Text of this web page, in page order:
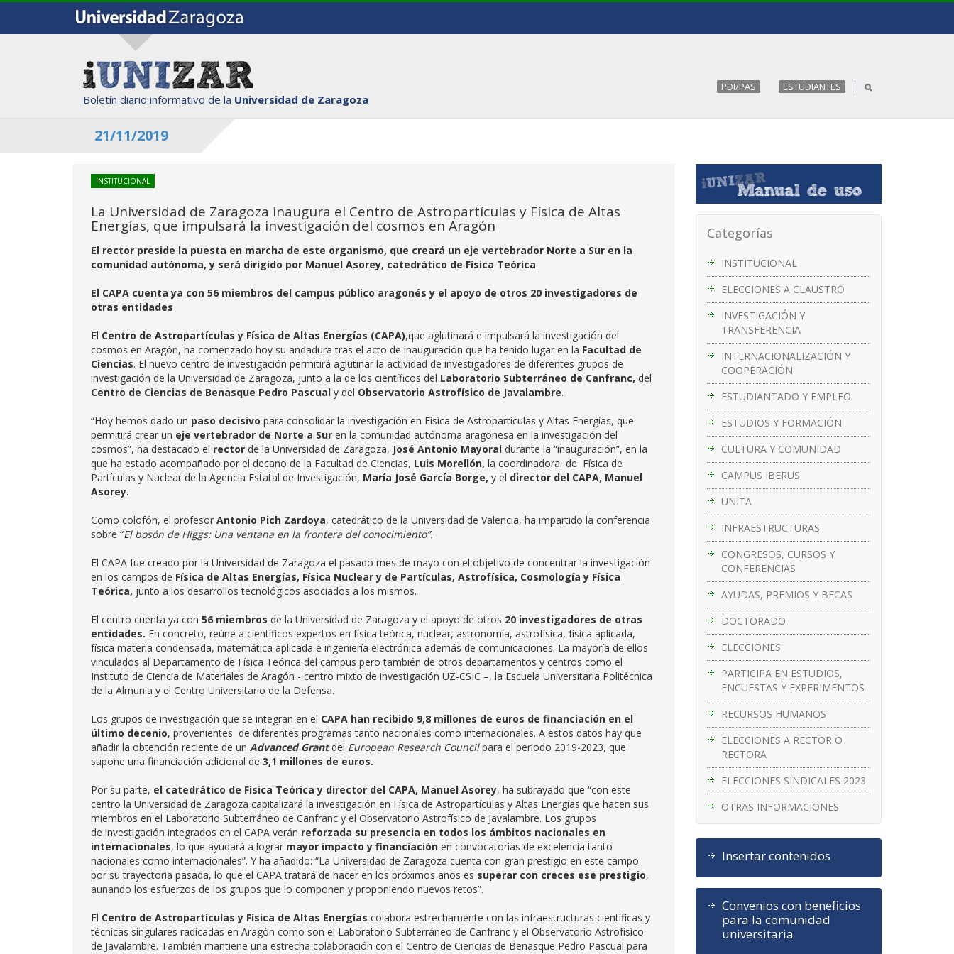
Boletín diario informativo de la Universidad de Zaragoza
PDI/PAS ESTUDIANTES
21/11/2019
Categorías
INSTITUCIONAL
ELECCIONES A CLAUSTRO
INVESTIGACIÓN Y
TRANSFERENCIA
INTERNACIONALIZACIÓN Y
COOPERACIÓN
ESTUDIANTADO Y EMPLEO
ESTUDIOS Y FORMACIÓN
CULTURA Y COMUNIDAD
CAMPUS IBERUS
UNITA
INFRAESTRUCTURAS
CONGRESOS, CURSOS Y
CONFERENCIAS
AYUDAS, PREMIOS Y BECAS
DOCTORADO
ELECCIONES
PARTICIPA EN ESTUDIOS,
ENCUESTAS Y EXPERIMENTOS
RECURSOS HUMANOS
ELECCIONES A RECTOR O
RECTORA
ELECCIONES SINDICALES 2023
OTRAS INFORMACIONES
Insertar contenidos
Convenios con beneficios
para la comunidad
universitaria
INSTITUCIONAL
La Universidad de Zaragoza inaugura el Centro de Astropartículas y Física de Altas
Energías, que impulsará la investigación del cosmos en Aragón
El rector preside la puesta en marcha de este organismo, que creará un eje vertebrador Norte a Sur en la
comunidad autónoma, y será dirigido por Manuel Asorey, catedrático de Física Teórica
El CAPA cuenta ya con 56 miembros del campus público aragonés y el apoyo de otros 20 investigadores de
otras entidades
El Centro de Astropartículas y Física de Altas Energías (CAPA),que aglutinará e impulsará la investigación del
cosmos en Aragón, ha comenzado hoy su andadura tras el acto de inauguración que ha tenido lugar en la Facultad de
Ciencias. El nuevo centro de investigación permitirá aglutinar la actividad de investigadores de diferentes grupos de
investigación de la Universidad de Zaragoza, junto a la de los científicos del Laboratorio Subterráneo de Canfranc, del
Centro de Ciencias de Benasque Pedro Pascual y del Observatorio Astrofísico de Javalambre.
“Hoy hemos dado un paso decisivo para consolidar la investigación en Física de Astropartículas y Altas Energías, que
permitirá crear un eje vertebrador de Norte a Sur en la comunidad autónoma aragonesa en la investigación del
cosmos”, ha destacado el rector de la Universidad de Zaragoza, José Antonio Mayoral durante la “inauguración”, en la
que ha estado acompañado por el decano de la Facultad de Ciencias, Luis Morellón, la coordinadora de Física de
Partículas y Nuclear de la Agencia Estatal de Investigación, María José García Borge, y el director del CAPA, Manuel
Asorey.
Como colofón, el profesor Antonio Pich Zardoya, catedrático de la Universidad de Valencia, ha impartido la conferencia
sobre “El bosón de Higgs: Una ventana en la frontera del conocimiento”.
El CAPA fue creado por la Universidad de Zaragoza el pasado mes de mayo con el objetivo de concentrar la investigación
en los campos de Física de Altas Energías, Física Nuclear y de Partículas, Astrofísica, Cosmología y Física
Teórica, junto a los desarrollos tecnológicos asociados a los mismos.
El centro cuenta ya con 56 miembros de la Universidad de Zaragoza y el apoyo de otros 20 investigadores de otras
entidades. En concreto, reúne a científicos expertos en física teórica, nuclear, astronomía, astrofísica, física aplicada,
física materia condensada, matemática aplicada e ingeniería electrónica además de comunicaciones. La mayoría de ellos
vinculados al Departamento de Física Teórica del campus pero también de otros departamentos y centros como el
Instituto de Ciencia de Materiales de Aragón - centro mixto de investigación UZ-CSIC –, la Escuela Universitaria Politécnica
de la Almunia y el Centro Universitario de la Defensa.
Los grupos de investigación que se integran en el CAPA han recibido 9,8 millones de euros de financiación en el
último decenio, provenientes de diferentes programas tanto nacionales como internacionales. A estos datos hay que
añadir la obtención reciente de un Advanced Grantdel European Research Councilpara el periodo 2019-2023, que
supone una financiación adicional de 3,1 millones de euros.
Por su parte, el catedrático de Física Teórica y director del CAPA, Manuel Asorey, ha subrayado que “con este
centro la Universidad de Zaragoza capitalizará la investigación en Física de Astropartículas y Altas Energías que hacen sus
miembros en el Laboratorio Subterráneo de Canfranc y el Observatorio Astrofísico de Javalambre. Los grupos
de investigación integrados en el CAPA verán reforzada su presencia en todos los ámbitos nacionales en
internacionales, lo que ayudará a lograr mayor impacto y financiación en convocatorias de excelencia tanto
nacionales como internacionales”. Y ha añadido: “La Universidad de Zaragoza cuenta con gran prestigio en este campo
por su trayectoria pasada, lo que el CAPA tratará de hacer en los próximos años es superar con creces ese prestigio,
aunando los esfuerzos de los grupos que lo componen y proponiendo nuevos retos”.
El Centro de Astropartículas y Física de Altas Energías colabora estrechamente con las infraestructuras científicas y
técnicas singulares radicadas en Aragón como son el Laboratorio Subterráneo de Canfranc y el Observatorio Astrofísico
de Javalambre. También mantiene una estrecha colaboración con el Centro de Ciencias de Benasque Pedro Pascual para